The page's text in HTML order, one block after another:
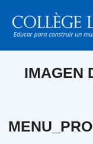
contenido
IMAGEN